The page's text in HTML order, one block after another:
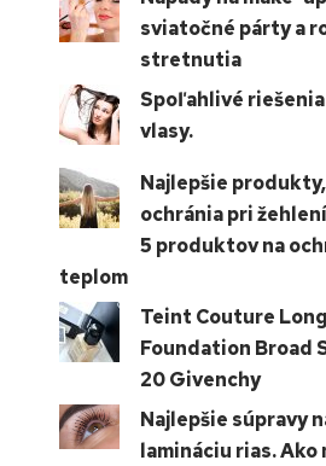
sviatočné párty a
stretnutia
Spoľahlivé
vlasy.
Najlepšie
ochránia pri
5 produktov na
teplom
Teint Couture
Foundation Broad
20 Givenchy
Najlepšie súpravy
lamináciu rias. Ako